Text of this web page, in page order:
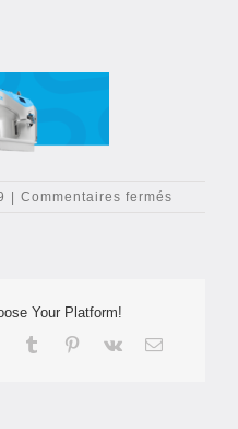
| Commentaires fermés
Your Platform!
WhatsApp
TumblrPinterest
Vk